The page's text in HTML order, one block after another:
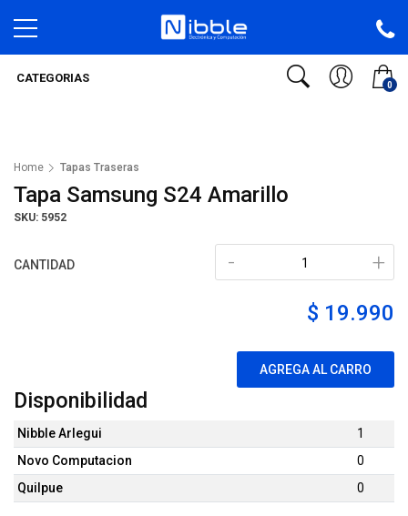
0
CATEGORIAS
Home Tapas Traseras
Tapa Samsung S24 Amarillo
SKU: 5952
CANTIDAD +
-
$ 19.990
AGREGA AL CARRO
Disponibilidad
Nibble Arlegui
1
Novo Computacion
0
Quilpue
0